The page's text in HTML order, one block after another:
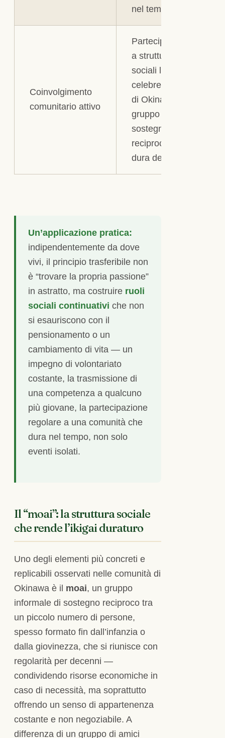
nel tempo
Coinvolgimento
comunitario attivo
Partecipazione
a strutture
sociali locali (il
celebre “moai”
di Okinawa, un
gruppo di
sostegno
reciproco che
dura decenni)
Un’applicazione pratica:
indipendentemente da dove
vivi, il principio trasferibile non
è “trovare la propria passione”
in astratto, ma costruire ruoli
sociali continuativi che non
si esauriscono con il
pensionamento o un
cambiamento di vita — un
impegno di volontariato
costante, la trasmissione di
una competenza a qualcuno
più giovane, la partecipazione
regolare a una comunità che
dura nel tempo, non solo
eventi isolati.
Il “moai”: la struttura sociale
che rende l’ikigai duraturo
Uno degli elementi più concreti e
replicabili osservati nelle comunità di
Okinawa è il moai, un gruppo
informale di sostegno reciproco tra
un piccolo numero di persone,
spesso formato fin dall’infanzia o
dalla giovinezza, che si riunisce con
regolarità per decenni —
condividendo risorse economiche in
caso di necessità, ma soprattutto
offrendo un senso di appartenenza
costante e non negoziabile. A
differenza di un gruppo di amici